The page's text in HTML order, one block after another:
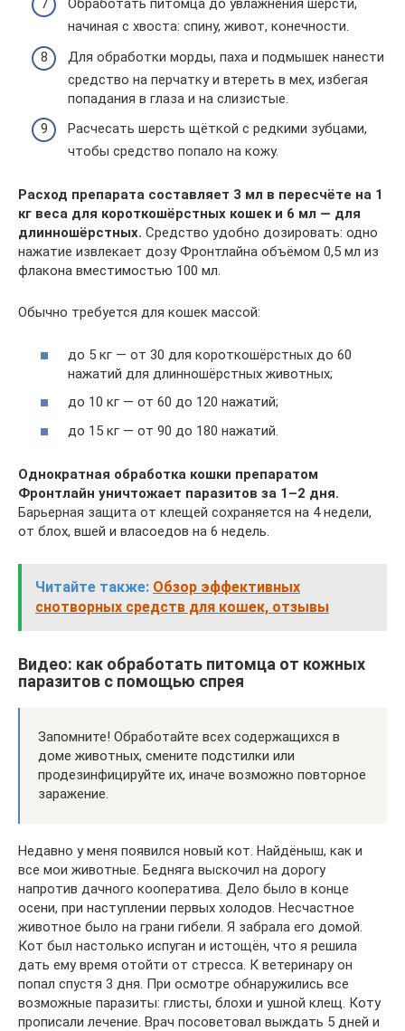
Обработать питомца до увлажнения шерсти,
начиная с хвоста: спину, живот, конечности.
Для обработки морды, паха и подмышек нанести
средство на перчатку и втереть в мех, избегая
попадания в глаза и на слизистые.
Расчесать шерсть щёткой с редкими зубцами,
чтобы средство попало на кожу.
Расход препарата составляет 3 мл в пересчёте на 1
кг веса для короткошёрстных кошек и 6 мл — для
длинношёрстных. Средство удобно дозировать: одно
нажатие извлекает дозу Фронтлайна объёмом 0,5 мл из
флакона вместимостью 100 мл.
Обычно требуется для кошек массой:
до 5 кг — от 30 для короткошёрстных до 60
нажатий для длинношёрстных животных;
до 10 кг — от 60 до 120 нажатий;
до 15 кг — от 90 до 180 нажатий.
Однократная обработка кошки препаратом
Фронтлайн уничтожает паразитов за 1–2 дня.
Барьерная защита от клещей сохраняется на 4 недели,
от блох, вшей и власоедов на 6 недель.
Читайте также: Обзор эффективных
снотворных средств для кошек, отзывы
Видео: как обработать питомца от кожных
паразитов с помощью спрея
Запомните! Обработайте всех содержащихся в
доме животных, смените подстилки или
продезинфицируйте их, иначе возможно повторное
заражение.
Недавно у меня появился новый кот. Найдёныш, как и
все мои животные. Бедняга выскочил на дорогу
напротив дачного кооператива. Дело было в конце
осени, при наступлении первых холодов. Несчастное
животное было на грани гибели. Я забрала его домой.
Кот был настолько испуган и истощён, что я решила
дать ему время отойти от стресса. К ветеринару он
попал спустя 3 дня. При осмотре обнаружились все
возможные паразиты: глисты, блохи и ушной клещ. Коту
прописали лечение. Врач посоветовал выждать 5 дней и